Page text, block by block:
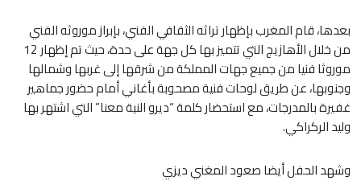
بعدها، قام المغرب بإظهار تراثه الثقافي الفني، بإبراز موروثه الفني
من خلال الأهازيج التي تتميز بها كل جهة على حدة، حيث تم إظهار 12
موروثا فنيا من جميع جهات المملكة من شرقها إلى غربها وشمالها
وجنوبها، عن طريق لوحات فنية مصحوبة بأغاني أمام حضور جماهير
غفيرة بالمدرجات، مع استحضار كلمة “ديرو النية معنا” التي اشتهر بها
وليد الركراكي.
وشهد الحفل أيضا صعود المغني ديزي